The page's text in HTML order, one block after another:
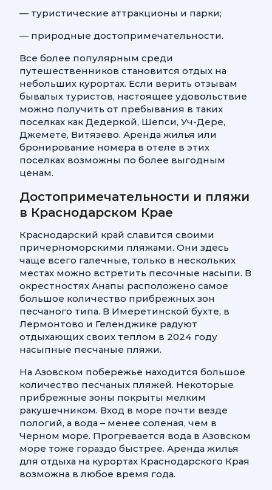
— туристические аттракционы и парки;
— природные достопримечательности.
Все более популярным среди
путешественников становится отдых на
небольших курортах. Если верить отзывам
бывалых туристов, настоящее удовольствие
можно получить от пребывания в таких
поселках как Дедеркой, Шепси, Уч-Дере,
Джемете, Витязево. Аренда жилья или
бронирование номера в отеле в этих
поселках возможны по более выгодным
ценам.
Достопримечательности и пляжи
в Краснодарском Крае
Краснодарский край славится своими
причерноморскими пляжами. Они здесь
чаще всего галечные, только в нескольких
местах можно встретить песочные насыпи. В
окрестностях Анапы расположено самое
большое количество прибрежных зон
песчаного типа. В Имеретинской бухте, в
Лермонтово и Геленджике радуют
отдыхающих своих теплом в 2024 году
насыпные песчаные пляжи.
На Азовском побережье находится большое
количество песчаных пляжей. Некоторые
прибрежные зоны покрыты мелким
ракушечником. Вход в море почти везде
пологий, а вода – менее соленая, чем в
Черном море. Прогревается вода в Азовском
море тоже гораздо быстрее. Аренда жилья
для отдыха на курортах Краснодарского Края
возможна в любое время года.